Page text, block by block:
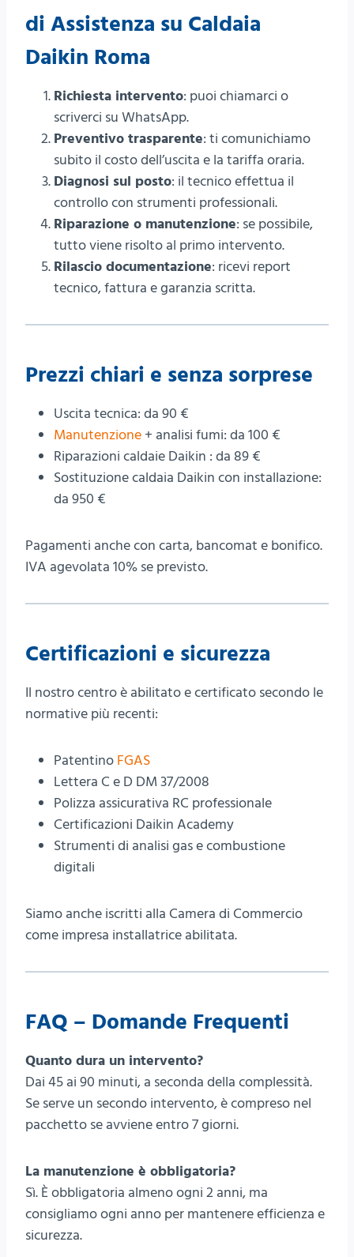
di Assistenza su Caldaia
Daikin Roma
Richiesta intervento: puoi chiamarci o
scriverci su WhatsApp.
Preventivo trasparente: ti comunichiamo
subito il costo dell’uscita e la tariffa oraria.
Diagnosi sul posto: il tecnico effettua il
controllo con strumenti professionali.
Riparazione o manutenzione: se possibile,
tutto viene risolto al primo intervento.
Rilascio documentazione: ricevi report
tecnico, fattura e garanzia scritta.
Prezzi chiari e senza sorprese
Uscita tecnica: da 90 €
Manutenzione + analisi fumi: da 100 €
Riparazioni caldaie Daikin : da 89 €
Sostituzione caldaia Daikin con installazione:
da 950 €
Pagamenti anche con carta, bancomat e bonifico.
IVA agevolata 10% se previsto.
Certificazioni e sicurezza
Il nostro centro è abilitato e certificato secondo le
normative più recenti:
Patentino FGAS
Lettera C e D DM 37/2008
Polizza assicurativa RC professionale
Certificazioni Daikin Academy
Strumenti di analisi gas e combustione
digitali
Siamo anche iscritti alla Camera di Commercio
come impresa installatrice abilitata.
FAQ – Domande Frequenti
Quanto dura un intervento?
Dai 45 ai 90 minuti, a seconda della complessità.
Se serve un secondo intervento, è compreso nel
pacchetto se avviene entro 7 giorni.
La manutenzione è obbligatoria?
Sì. È obbligatoria almeno ogni 2 anni, ma
consigliamo ogni anno per mantenere efficienza e
sicurezza.